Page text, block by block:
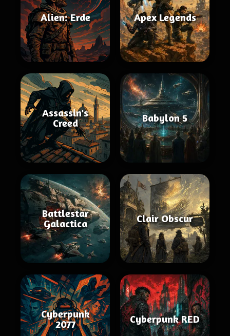
Alien: Erde Apex Legends
Assassin's
Creed
Babylon 5
Battlestar
Galactica
Clair Obscur
Cyberpunk
2077
Cyberpunk RED